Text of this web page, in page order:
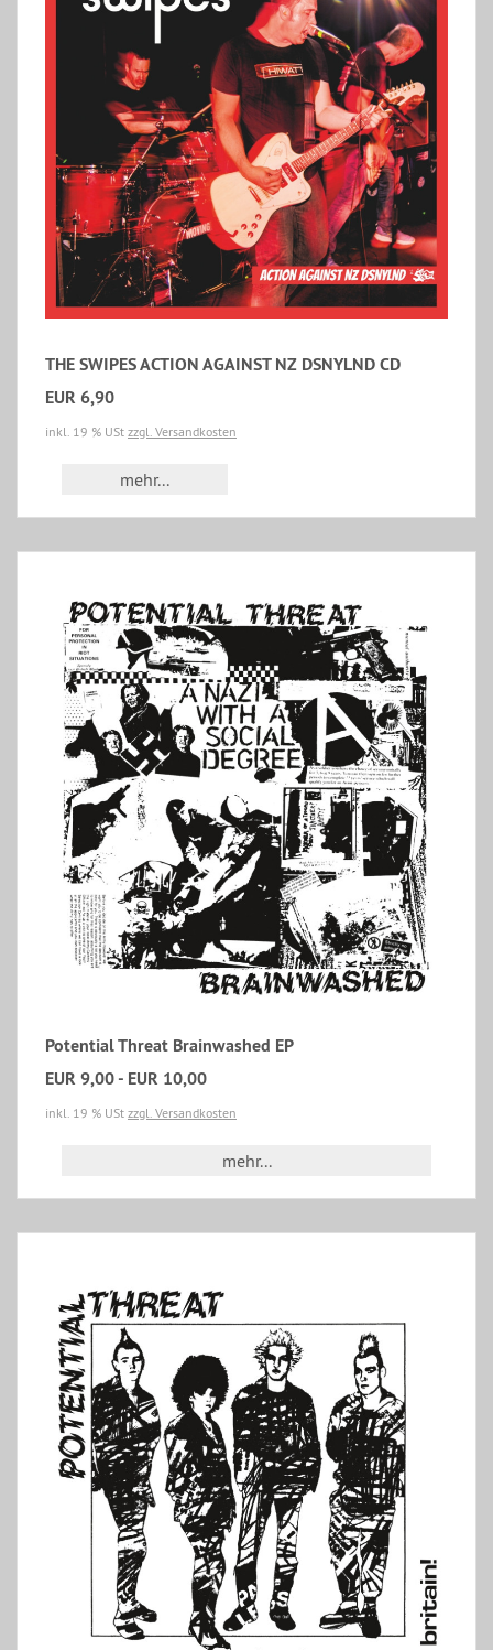
THE SWIPES ACTION AGAINST NZ DSNYLND CD
EUR 6,90
inkl. 19 % USt zzgl. Versandkosten
mehr...
Potential Threat Brainwashed EP
EUR 9,00 - EUR 10,00
inkl. 19 % USt zzgl. Versandkosten
mehr...